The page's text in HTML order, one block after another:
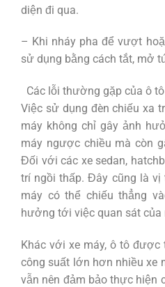
diện đi qua.
– Khi nháy pha để vượt
sử dụng bằng cách tắt, mở
Các lỗi thường gặp của ô
Việc sử dụng đèn chiếu xa
máy không chỉ gây ảnh
máy ngược chiều mà còn
Đối với các xe sedan,
trí ngồi thấp. Đây cũng là vị
máy có thể chiếu thẳng
hưởng tới việc quan sát
Khác với xe máy, ô tô
công suất lớn hơn nhiều xe
vẫn nên đảm bảo thực hiện